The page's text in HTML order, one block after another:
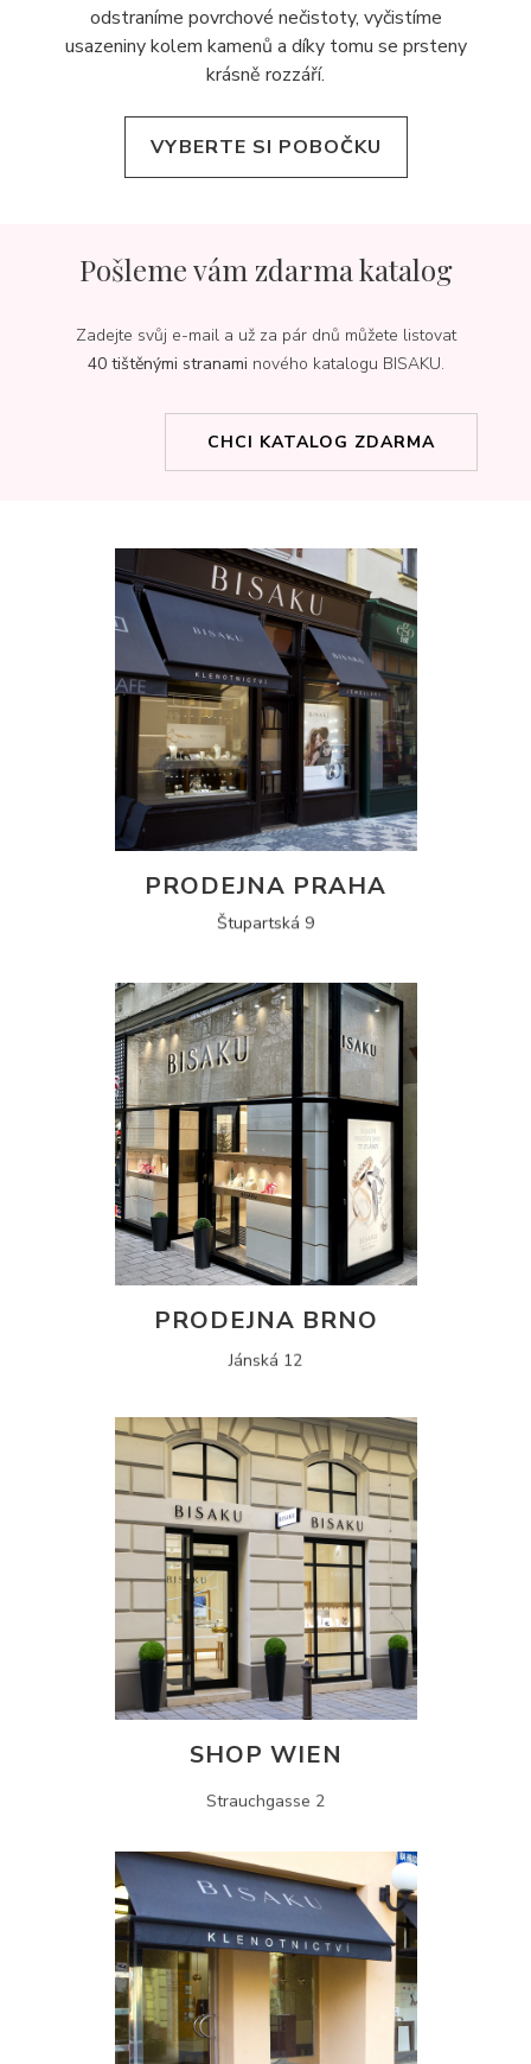
odstraníme povrchové nečistoty, vyčistíme
usazeniny kolem kamenů a díky tomu se prsteny
krásně rozzáří.
VYBERTE SI POBOČKU
Pošleme vám zdarma katalog
Zadejte svůj e-mail a už za pár dnů můžete listovat
40 tištěnými stranami nového katalogu BISAKU.
CHCI KATALOG ZDARMA
PRODEJNA PRAHA
Štupartská 9
PRODEJNA BRNO
Jánská 12
SHOP WIEN
Strauchgasse 2